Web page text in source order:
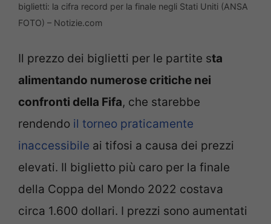
biglietti: la cifra record per la finale negli Stati Uniti (ANSA
FOTO) – Notizie.com
Il prezzo dei biglietti per le partite sta
alimentando numerose critiche nei
confronti della Fifa, che starebbe
rendendo il torneo praticamente
inaccessibile ai tifosi a causa dei prezzi
elevati. Il biglietto più caro per la finale
della Coppa del Mondo 2022 costava
circa 1.600 dollari. I prezzi sono aumentati